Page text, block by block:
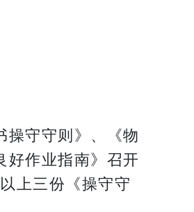
操守守则》、《物
好作业指南》召开
上三份《操守守